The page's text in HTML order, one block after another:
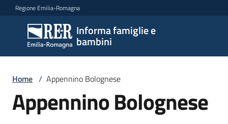
Vai al contenuto
Vai alla navigazione
Vai al footer
Regione Emilia-Romagna
Informa famiglie e
bambini
Informa
famiglie
e
bambini
Argomenti
Home / Appennino Bolognese
Appennino Bolognese